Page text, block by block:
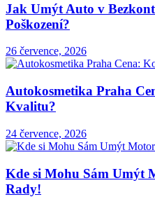
Jak Umýt Auto v
Poškození?
26 července, 2026
Autokosmetika Praha
Kvalitu?
24 července, 2026
Kde si Mohu Sám Umýt
Rady!